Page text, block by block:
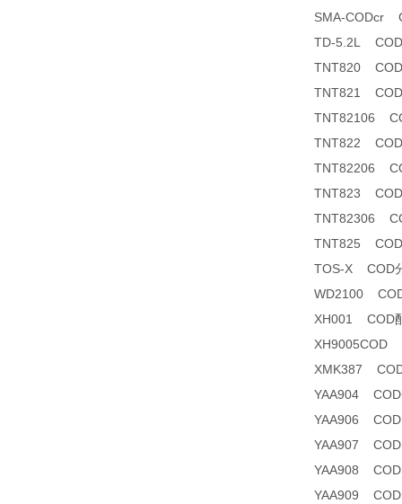
SMA-CODcr
TD-5.2L COD
TNT820
TNT821
TNT82106
TNT822
TNT82206
TNT823
TNT82306
TNT825
TOS-X COD
WD2100
XH001 COD
XH9005COD
XMK387
YAA904 COD
YAA906
YAA907
YAA908
YAA909